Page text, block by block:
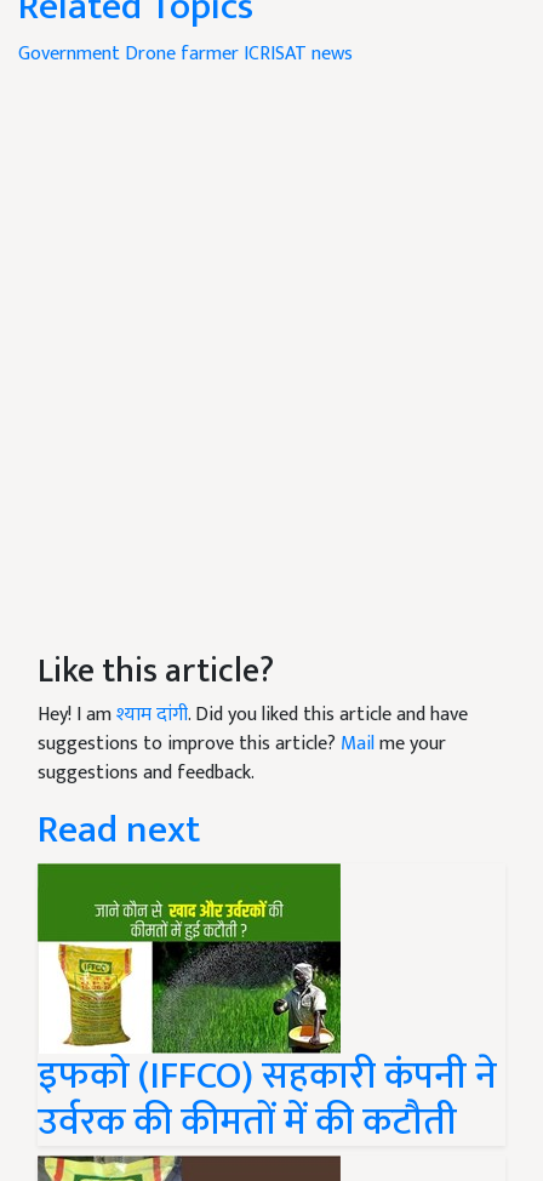
GovernmentDronefarmerICRISATnews
Like this article?
Hey! I amश्याम दांगी. Did you liked this article and have
suggestions to improve this article? Mailme your
suggestions and feedback.
Read next
इफको (IFFCO) सहकारी कंपनी ने
उर्वरक की कीमतों में की कटौती